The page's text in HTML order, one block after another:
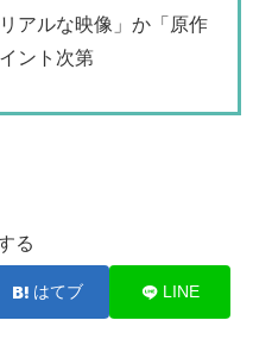
アルな映像」か「原作
ント次第
る
はてブ LINE